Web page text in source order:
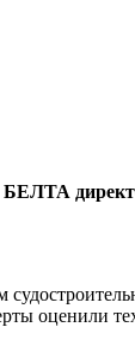
БЕЛТА
оценили